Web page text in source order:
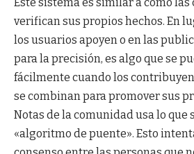
verifican sus propios hechos. En
los usuarios apoyen o en las
para la precisión, es algo que se
fácilmente cuando los
se combinan para promover sus
Notas de la comunidad usa lo que
«algoritmo de puente». Esto